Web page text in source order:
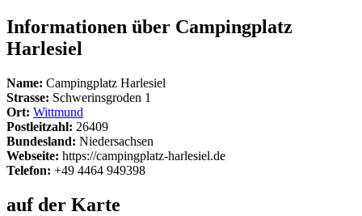
Informationen über Campingplatz
Harlesiel
Name: Campingplatz Harlesiel
Strasse: Schwerinsgroden 1
Ort: Wittmund
Postleitzahl: 26409
Bundesland: Niedersachsen
Webseite: https://campingplatz-harlesiel.de
Telefon: +49 4464 949398
auf der Karte